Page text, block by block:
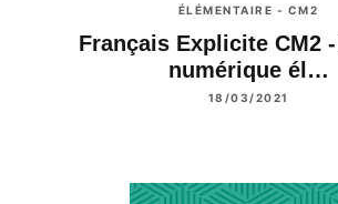
ÉLÉMENTAIRE - CM2
Français Explicite CM2
numérique él…
18/03/2021